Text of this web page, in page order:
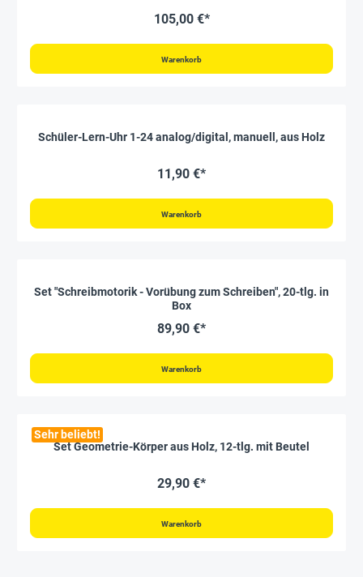
105,00 €*
Warenkorb
Schüler-Lern-Uhr 1-24 analog/digital, manuell, aus Holz
11,90 €*
Warenkorb
Set "Schreibmotorik - Vorübung zum Schreiben", 20-tlg. in
Box
89,90 €*
Warenkorb
Sehr beliebt!
Set Geometrie-Körper aus Holz, 12-tlg. mit Beutel
29,90 €*
Warenkorb